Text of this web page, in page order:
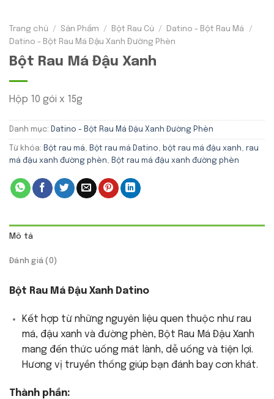
Trang chủ / Sản Phẩm / Bột Rau Củ / Datino - Bột Rau Má
/
Datino - Bột Rau Má Đậu Xanh Đường Phèn
Bột Rau Má Đậu Xanh
Hộp 10 gói x 15g
Danh mục: Datino - Bột Rau Má Đậu Xanh Đường Phèn
Từ khóa: Bột rau má, Bột rau má Datino, bột rau má đậu xanh, rau
má đậu xanh đường phèn, Bột rau má đậu xanh đường phèn
Mô tả
Đánh giá (0)
Bột Rau Má Đậu Xanh Datino
Kết hợp từ những nguyên liệu quen thuộc như rau
má, đậu xanh và đường phèn, Bột Rau Má Đậu Xanh
mang đến thức uống mát lành, dễ uống và tiện lợi.
Hương vị truyền thống giúp bạn đánh bay cơn khát.
Thành phần: